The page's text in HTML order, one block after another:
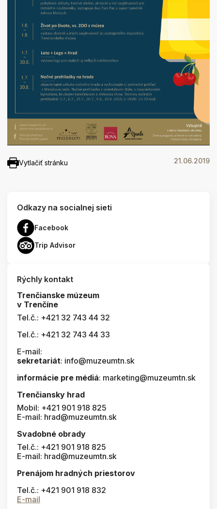
Vytlačiť stránku 21.06.2019
Odkazy na socialnej sieti
Facebook
Trip Advisor
Rýchly kontakt
Trenčianske múzeum
v Trenčíne
Tel.č.: +421 32 743 44 32
Tel.č.: +421 32 743 44 33
E-mail:
sekretariát: info@muzeumtn.sk
informácie pre médiá: marketing@muzeumtn.sk
Trenčiansky hrad
Mobil: +421 901 918 825
E-mail: hrad@muzeumtn.sk
Svadobné obrady
Tel.č.: +421 901 918 825
E-mail: hrad@muzeumtn.sk
Prenájom hradných priestorov
Tel.č.: +421 901 918 832
E-mail